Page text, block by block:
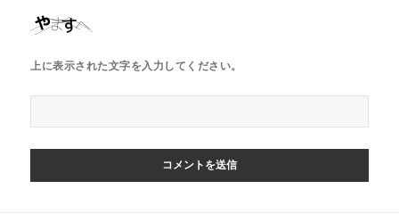
上に表示された文字を入力してください。